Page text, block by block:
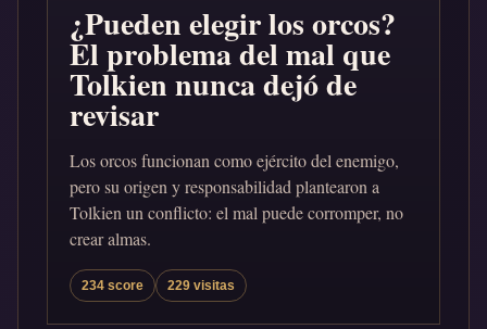
¿Pueden elegir los orcos?
El problema del mal que
Tolkien nunca dejó de
revisar
Los orcos funcionan como ejército del enemigo,
pero su origen y responsabilidad plantearon a
Tolkien un conflicto: el mal puede corromper, no
crear almas.
234 score 229 visitas